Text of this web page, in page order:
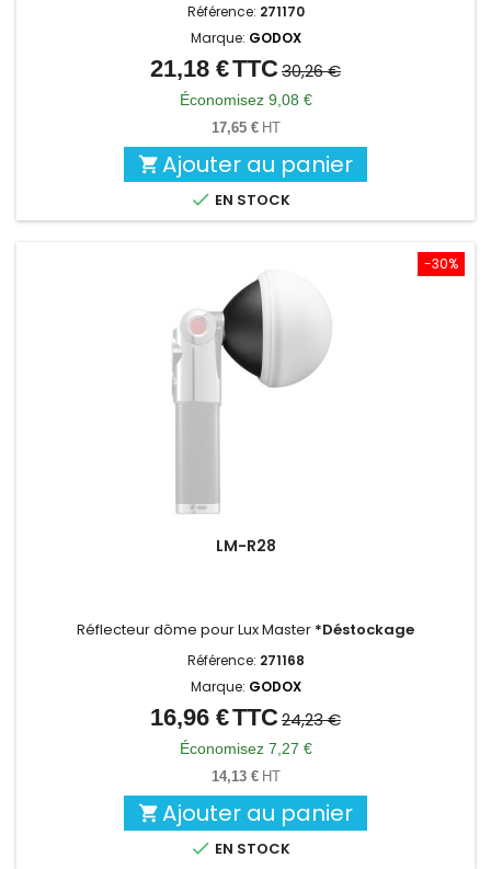
Référence: 271170
Marque: GODOX
Prix
Prix
de
base
21,18 €TTC30,26 €
Économisez 9,08 €
17,65 € HT
 Ajouter au panier
 EN STOCK
-30%
LM-R28
Réflecteur dôme pour Lux Master *Déstockage
Référence: 271168
Marque: GODOX
Prix
Prix
de
base
16,96 €TTC24,23 €
Économisez 7,27 €
14,13 € HT
 Ajouter au panier
 EN STOCK